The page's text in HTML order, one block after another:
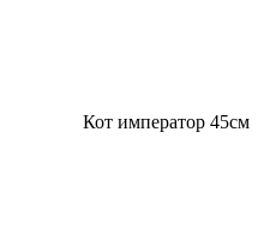
Кот император 45см